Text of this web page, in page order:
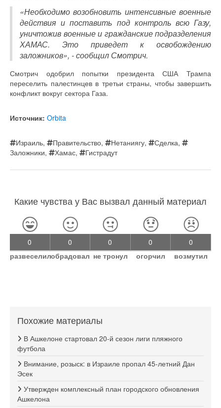
«Необходимо возобновить интенсивные военные
действия и поставить под контроль всю Газу,
уничтожив военные и гражданские подразделения
ХАМАС. Это приведет к освобождению
заложников», - сообщил Смотрич.
Смотрич одобрил попытки президента США Трампа
переселить палестинцев в третьи страны, чтобы завершить
конфликт вокруг сектора Газа.
Источник: Orbita
Израиль, Правительство, Нетаниягу, Сделка,
Заложники, Хамас, Гистрадут
Какие чувства у Вас вызвал данный материал
0
развеселил
0
обрадовал
0
не тронул
0
огорчил
0
возмутил
Похожие материалы
В Ашкелоне стартовал 20-й сезон лиги пляжного
футбола
Внимание, розыск: в Израиле пропал 45-летний Дан
Эсек
Утвержден комплексный план городского обновления
Ашкелона